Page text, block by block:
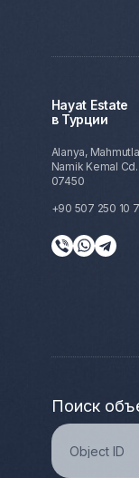
Hayat Estate
в Турции
Alanya,
Namik Kemal Cd.
07450
+90 507 250 10
Поиск